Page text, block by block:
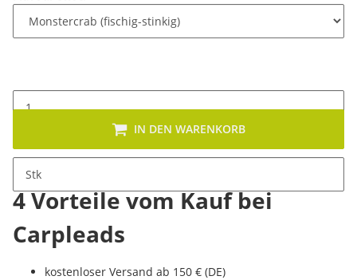
Stk
IN DEN WARENKORB
4 Vorteile vom Kauf bei
Carpleads
kostenloser Versand ab 150 € (DE)